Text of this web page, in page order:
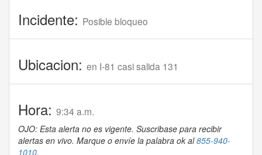
Incidente: Posible bloqueo
Ubicacion: en I-81 casi salida 131
Hora: 9:34 a.m.
OJO: Esta alerta no es vigente. Suscribase para recibir
alertas en vivo. Marque o envíe la palabra ok al855-940-
1010.